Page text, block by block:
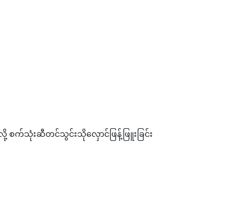
သုံးဆီတင်သွင်းသိုလှောင်ဖြန့်ဖြူးခြင်း
စနစ်ဖြင့် ဆောင်ရွက်ရမည်